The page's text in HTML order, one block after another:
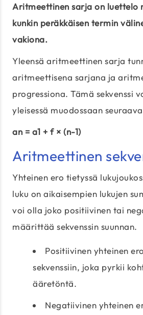
Aritmeettinen sarja on luettelo
kunkin peräkkäisen termin
vakiona.
Yleensä aritmeettinen sarja
aritmeettisena sarjana ja
progressiona. Tämä sekvenssi
yleisessä muodossaan
an = a1 + f × (n-1)
Aritmeettinen
Yhteinen ero tietyssä
luku on aikaisempien lukujen
voi olla joko positiivinen tai
määrittää sekvenssin suunnan.
Positiivinen yhteinen
sekvenssiin, joka pyrkii
ääretöntä.
Negatiivinen yhteinen